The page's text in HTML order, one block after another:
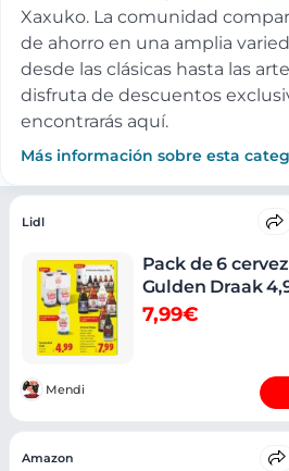
Xaxuko. La comunidad
de ahorro en una amplia
desde las clásicas hasta las
disfruta de descuentos
encontrarás aquí.
Más información sobre esta
Ofertas
Lidl
Pack de 6
Gulden Draak
7,99€
Mendi
Amazon